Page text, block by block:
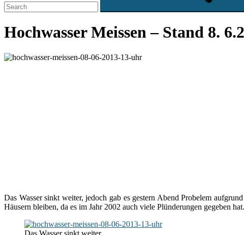
Hochwasser Meissen – Stand 8.
Das Wasser sinkt weiter, jedoch gab es gestern Abend Probelem
Häusern bleiben, da es im Jahr 2002 auch viele Plünderungen gegeben hat.
Das Wasser sinkt weiter